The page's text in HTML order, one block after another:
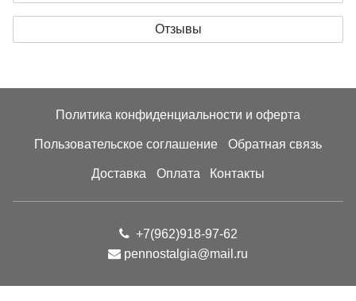
Отзывы
Политика конфиденциальности и оферта
Пользовательское соглашение Обратная связь
Доставка Оплата Контакты
+7(962)918-97-62
pennostalgia@mail.ru